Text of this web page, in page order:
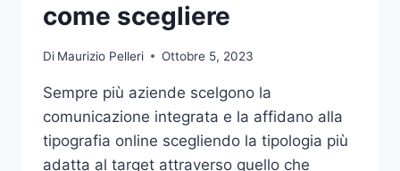
come scegliere
Di Maurizio Pelleri Ottobre 5, 2023
Sempre più aziende scelgono la
comunicazione integrata e la affidano alla
tipografia online scegliendo la tipologia più
adatta al target attraverso quello che